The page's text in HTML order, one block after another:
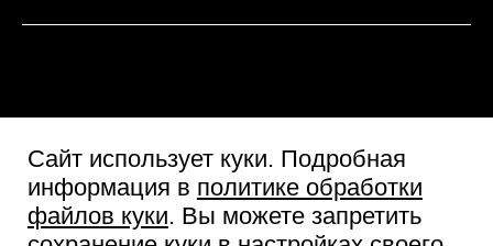
Сайт использует куки. Подробная
информация в политике обработки
файлов куки. Вы можете запретить